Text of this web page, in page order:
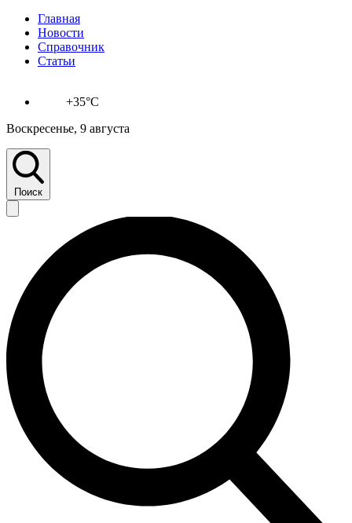
Главная
Новости
Справочник
Статьи
+35°C
Воскресенье, 9 августа
Поиск